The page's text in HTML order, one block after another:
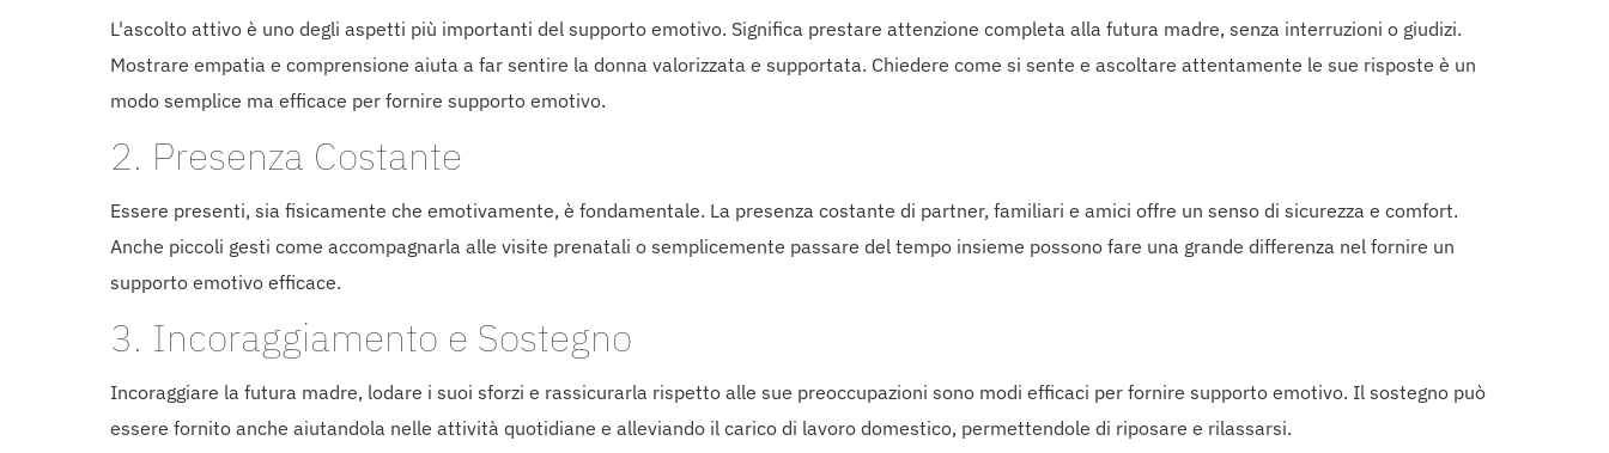
L'ascolto attivo è uno degli aspetti più importanti del supporto emotivo. Significa prestare attenzione completa alla futura madre, senza interruzioni o giudizi.
Mostrare empatia e comprensione aiuta a far sentire la donna valorizzata e supportata. Chiedere come si sente e ascoltare attentamente le sue risposte è un
modo semplice ma efficace per fornire supporto emotivo.
2. Presenza Costante
Essere presenti, sia fisicamente che emotivamente, è fondamentale. La presenza costante di partner, familiari e amici offre un senso di sicurezza e comfort.
Anche piccoli gesti come accompagnarla alle visite prenatali o semplicemente passare del tempo insieme possono fare una grande differenza nel fornire un
supporto emotivo efficace.
3. Incoraggiamento e Sostegno
Incoraggiare la futura madre, lodare i suoi sforzi e rassicurarla rispetto alle sue preoccupazioni sono modi efficaci per fornire supporto emotivo. Il sostegno può
essere fornito anche aiutandola nelle attività quotidiane e alleviando il carico di lavoro domestico, permettendole di riposare e rilassarsi.